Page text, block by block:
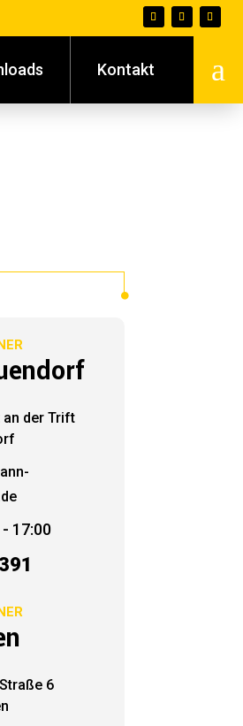
Kontakt a
an der Trift
17:00
6